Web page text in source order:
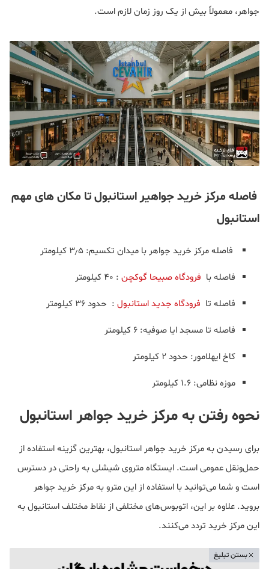
جواهر، معمولاً بیش از یک روز زمان لازم است.
فاصله مرکز خرید جواهیر استانبول تا مکان های مهم
استانبول
فاصله مرکز خرید جواهر با میدان تکسیم: ۳٫۵ کیلومتر
فاصله با فرودگاه صبیحا گوکچن : ۴۰ کیلومتر
فاصله تا فرودگاه جدید استانبول : حدود ۳۶ کیلومتر
فاصله تا مسجد ایا صوفیه: 6 کیلومتر
کاخ ایهلامور: حدود 2 کیلومتر
موزه نظامی: 1.6 کیلومتر
نحوه رفتن به مرکز خرید جواهر استانبول
برای رسیدن به مرکز خرید جواهر استانبول، بهترین گزینه استفاده از
حمل‌ونقل عمومی است. ایستگاه متروی شیشلی به راحتی در دسترس
است و شما می‌توانید با استفاده از این مترو به مرکز خرید جواهر
بروید. علاوه بر این، اتوبوس‌های مختلفی از نقاط مختلف استانبول به
این مرکز خرید تردد می‌کنند.
بستن تبلیغ